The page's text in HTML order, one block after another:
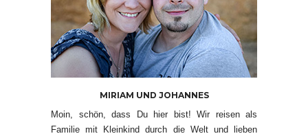
MIRIAM UND JOHANNES
Moin, schön, dass Du hier bist! Wir reisen als
Familie mit Kleinkind durch die Welt und lieben